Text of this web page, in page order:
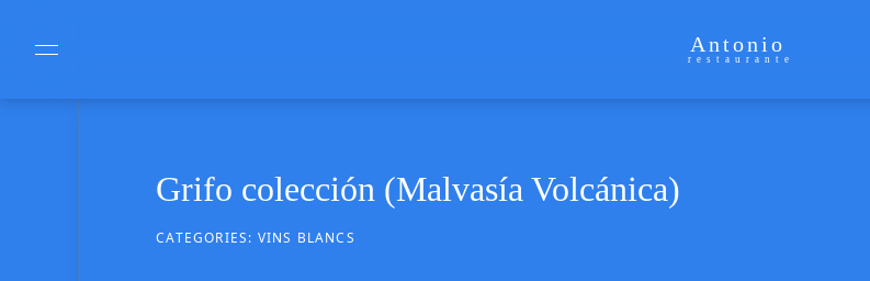
Antonio
restaurante
Grifo colección (Malvasía Volcánica)
CATEGORIES: VINS BLANCS